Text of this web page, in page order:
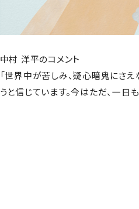
中村 洋平のコメント
「世界中が苦しみ、疑心暗鬼にさえ
うと信じています。今はただ、一日